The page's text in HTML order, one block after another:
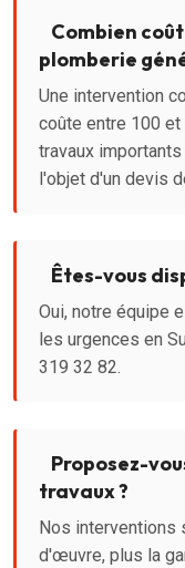
Combien
plomberie
Une intervention
coûte entre 100
travaux
l'objet d'un devis
Êtes-vous
Oui, notre équipe
les urgences en
319 32 82.
Proposez-
travaux ?
Nos interventions
d'œuvre, plus la